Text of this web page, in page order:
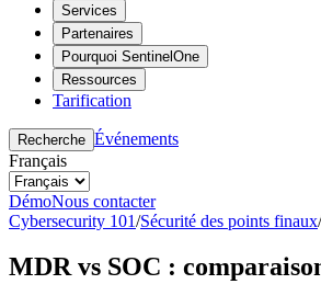
Services
Partenaires
Pourquoi SentinelOne
Ressources
Tarification
Recherche Événements
Français
DémoNous contacter
Cybersecurity 101/Sécurité des points finaux/
MDR vs SOC :